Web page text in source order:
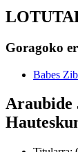
Goragoko
Babes
Araubide